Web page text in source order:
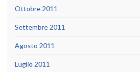
Ottobre 2011
Settembre 2011
Agosto 2011
Luglio 2011